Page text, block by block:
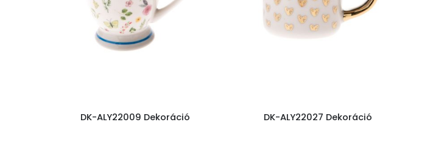
DK-ALY22009 Dekoráció DK-ALY22027 Dekoráció